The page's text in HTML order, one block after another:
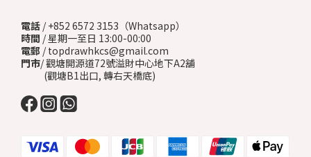
電話 / +852 6572 3153（Whatsapp）
時間 / 星期一至日 13:00-00:00
電郵 / topdrawhkcs@gmail.com
門市/ 觀塘開源道72號溢財中心地下A2舖
(觀塘B1出口, 轉右天橋底)